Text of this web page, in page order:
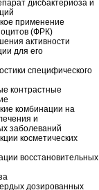
дисбактериоза и
применение
(ФРК)
активности
для его
специфического
контрастные
комбинации на
и
заболеваний
косметических
восстановительных
дозированных